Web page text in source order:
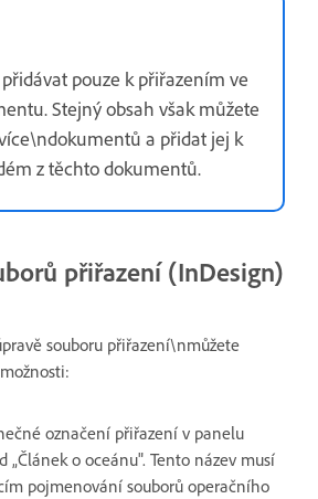
pouze k přiřazením ve
Stejný obsah však můžete
a přidat jej k
z těchto dokumentů.
přiřazení (InDesign)
souboru přiřazení\nmůžete
označení přiřazení v panelu
o oceánu". Tento název musí
pojmenování souborů operačního